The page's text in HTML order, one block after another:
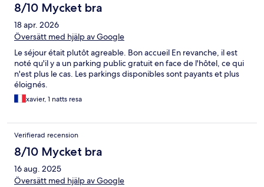
8/10 Mycket bra
18 apr. 2026
Översätt med hjälp av Google
Le séjour était plutôt agreable. Bon accueil En revanche, il est
noté qu'il y a un parking public gratuit en face de l'hôtel, ce qui
n'est plus le cas. Les parkings disponibles sont payants et plus
éloignés.
xavier, 1 natts resa
Verifierad recension
8/10 Mycket bra
16 aug. 2025
Översätt med hjälp av Google